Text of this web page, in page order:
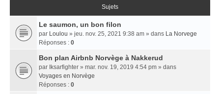
Sujets
Le saumon, un bon filon
par Loulou » jeu. nov. 25, 2021 9:38 am » dans La Norvege
Réponses : 0
Bon plan Airbnb Norvège à Nakkerud
par Iksarfighter » mar. nov. 19, 2019 4:54 pm » dans
Voyages en Norvège
Réponses : 0